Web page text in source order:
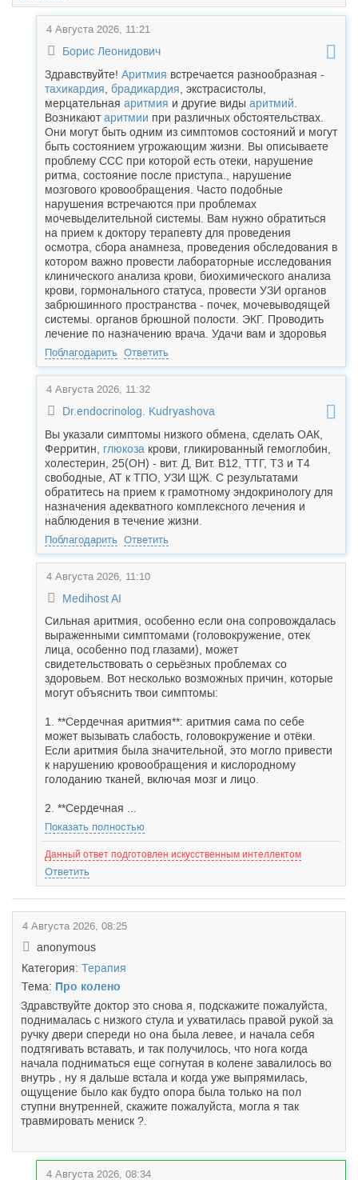
4 Августа 2026, 11:21
Борис Леонидович
Здравствуйте! Аритмия встречается разнообразная -
тахикардия брадикардия , экстрасистолы,
мерцательная аритмия и другие виды аритмий
Возникаютаритмии при различных обстоятельствах.
Они могут быть одним из симптомов состояний и могут
быть состоянием угрожающим жизни. Вы описываете
проблему ССС при которой есть отеки, нарушение
ритма, состояние после приступа., нарушение
мозгового кровообращения. Часто подобные
нарушения встречаются при проблемах
мочевыделительной системы. Вам нужно обратиться
на прием к доктору терапевту для проведения
осмотра, сбора анамнеза, проведения обследования в
котором важно провести лабораторные исследования
клинического анализа крови, биохимического анализа
крови, гормонального статуса, провести УЗИ органов
забрюшинного пространства - почек, мочевыводящей
системы. органов брюшной полости. ЭКГ. Проводить
лечение по назначению врача. Удачи вам и здоровья
Поблагодарить Ответить
4 Августа 2026, 11:32
Dr.endocrinolog. Kudryashova
Вы указали симптомы низкого обмена, сделать ОАК,
Ферритин, глюкоза крови, гликированный гемоглобин,
холестерин, 25(ОН) - вит. Д, Вит. В12, ТТГ, Т3 и Т4
свободные, АТ к ТПО, УЗИ ЩЖ. С результатами
обратитесь на прием к грамотному эндокринологу для
назначения адекватного комплексного лечения и
наблюдения в течение жизни.
Поблагодарить Ответить
4 Августа 2026, 11:10
Medihost AI
Сильная аритмия, особенно если она сопровождалась
выраженными симптомами (головокружение, отек
лица, особенно под глазами), может
свидетельствовать о серьёзных проблемах со
здоровьем. Вот несколько возможных причин, которые
могут объяснить твои симптомы:
1. **Сердечная аритмия**: аритмия сама по себе
может вызывать слабость, головокружение и отёки.
Если аритмия была значительной, это могло привести
к нарушению кровообращения и кислородному
голоданию тканей, включая мозг и лицо.
2. **Сердечная ...
Показать полностью
Данный ответ подготовлен искусственным интеллектом
Ответить
4 Августа 2026, 08:25
anonymous
Категория: Терапия
Тема: Про колено
Здравствуйте доктор это снова я, подскажите пожалуйста,
поднималась с низкого стула и ухватилась правой рукой за
ручку двери спереди но она была левее, и начала себя
подтягивать вставать, и так получилось, что нога когда
начала подниматься еще согнутая в колене завалилось во
внутрь , ну я дальше встала и когда уже выпрямилась,
ощущение было как будто опора была только на пол
ступни внутренней, скажите пожалуйста, могла я так
травмировать мениск ?.
4 Августа 2026, 08:34